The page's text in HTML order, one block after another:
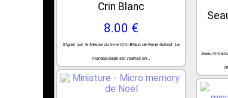
Crin Blanc
8.00 €
Signet sur le thème du livre Crin Blanc de René Guillot. Le
marque-page est réalisé en...
Seau